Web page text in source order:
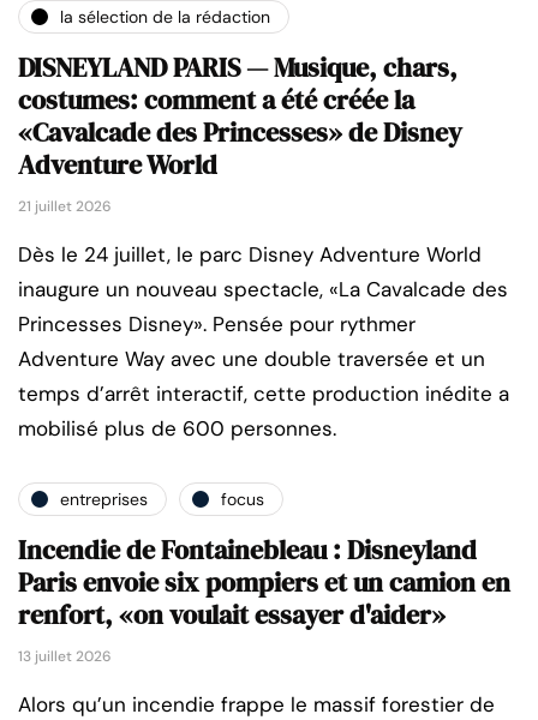
la sélection de la rédaction
DISNEYLAND PARIS — Musique, chars,
costumes: comment a été créée la
«Cavalcade des Princesses» de Disney
Adventure World
21 juillet 2026
Dès le 24 juillet, le parc Disney Adventure World
inaugure un nouveau spectacle, «La Cavalcade des
Princesses Disney». Pensée pour rythmer
Adventure Way avec une double traversée et un
temps d’arrêt interactif, cette production inédite a
mobilisé plus de 600 personnes.
entreprises focus
Incendie de Fontainebleau : Disneyland
Paris envoie six pompiers et un camion en
renfort, «on voulait essayer d'aider»
13 juillet 2026
Alors qu’un incendie frappe le massif forestier de